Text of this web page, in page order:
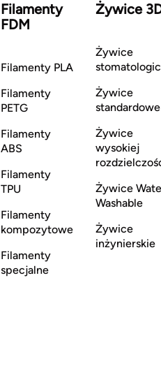
Filamenty
FDM
Filamenty PLA
Filamenty
PETG
Filamenty
ABS
Filamenty
TPU
Filamenty
kompozytowe
Filamenty
specjalne
Żywice
Żywice
Żywice
standardowe
Żywice
wysokiej
Żywice
Washable
Żywice
inżynierskie